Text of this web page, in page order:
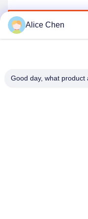
qualità
Chatta Adesso
Alice Chen
Good day, what